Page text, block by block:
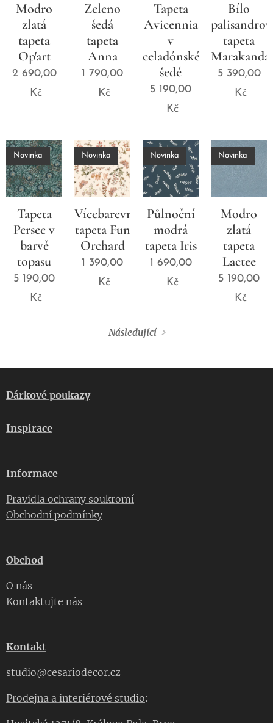
Modro
zlatá
tapeta
Op'art
2 690,00
Kč
Zeleno
šedá
tapeta
Anna
1 790,00
Kč
Tapeta
Avicennia
v
celadónské
šedé
5 190,00
Kč
Bílo
tapeta
Marakanda
5 390,00
Kč
Tapeta
Persee v
barvě
topasu
Novinka
5 190,00
Kč
Vícebarevná
tapeta Fun
Orchard
Novinka
1 390,00
Kč
Půlnoční
modrá
tapeta Iris
Novinka
1 690,00
Kč
Modro
zlatá
tapeta
Lactee
Novinka
5 190,00
Kč
Následující
Dárkové poukazy
Inspirace
Informace
Pravidla ochrany soukromí
Obchodní podmínky
Obchod
O nás
Kontaktujte nás
Kontakt
studio@cesariodecor.cz
Prodejna a interiérové studio: